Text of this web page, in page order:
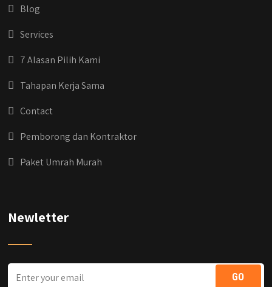
#jasarenovasirumahbekasi
#kontraktorbangunanjabodetabek
Blog
Services
7 Alasan Pilih Kami
Tahapan Kerja Sama
Contact
Pemborong dan Kontraktor
Paket Umrah Murah
Newletter